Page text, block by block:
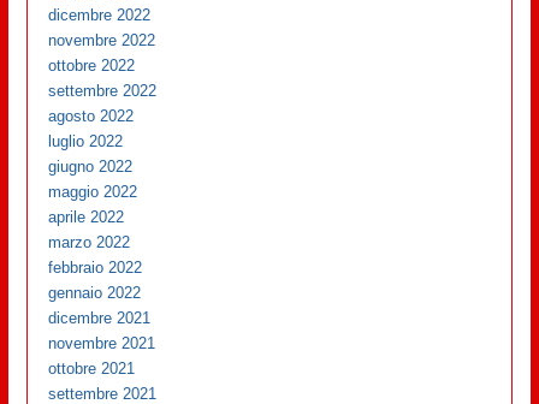
dicembre 2022
novembre 2022
ottobre 2022
settembre 2022
agosto 2022
luglio 2022
giugno 2022
maggio 2022
aprile 2022
marzo 2022
febbraio 2022
gennaio 2022
dicembre 2021
novembre 2021
ottobre 2021
settembre 2021